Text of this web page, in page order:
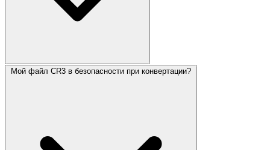
Мой файл CR3 в безопасности при конвертации?